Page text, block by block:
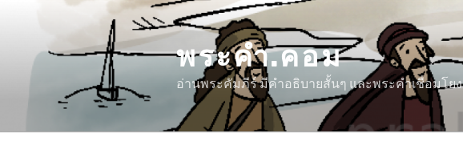
content
พระคำ.คอม
อ่านพระคัมภีร์ มีคำอธิบายสั้นๆ และพระคำเชื่อมโยง